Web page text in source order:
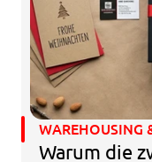
WAREHOUSING
Warum die